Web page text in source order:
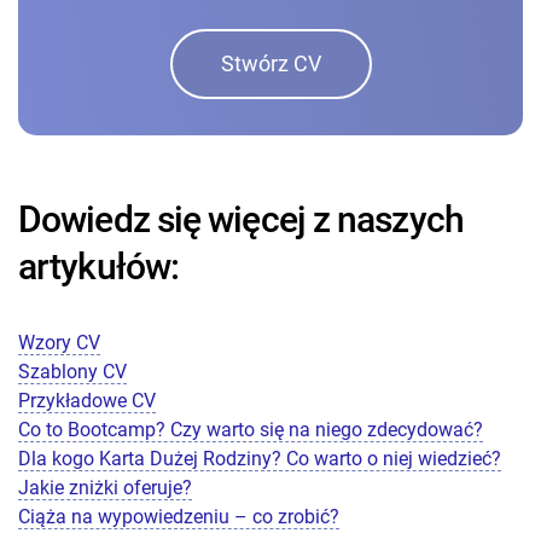
Stwórz CV
Dowiedz się więcej z naszych
artykułów:
Wzory CV
Szablony CV
Przykładowe CV
Co to Bootcamp? Czy warto się na niego zdecydować?
Dla kogo Karta Dużej Rodziny? Co warto o niej wiedzieć?
Jakie zniżki oferuje?
Ciąża na wypowiedzeniu – co zrobić?